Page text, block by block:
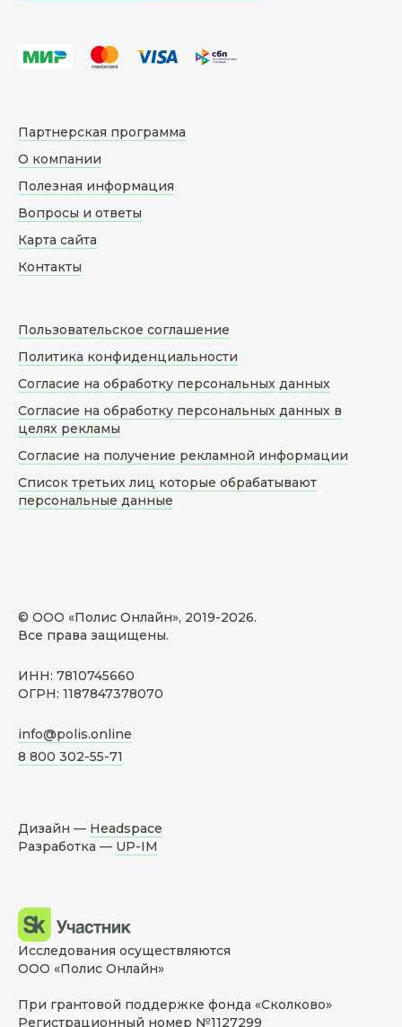
© ООО «Полис Онлайн», 2019-2026.
Все права защищены.
ИНН: 7810745660
ОГРН: 1187847378070
info@polis.online
8 800 302-55-71
Партнерская программа
О компании
Полезная информация
Вопросы и ответы
Карта сайта
Контакты
Пользовательское соглашение
Политика конфиденциальности
Согласие на обработку персональных данных
Согласие на обработку персональных данных в
целях рекламы
Согласие на получение рекламной информации
Список третьих лиц которые обрабатывают
персональные данные
Дизайн — Headspace
Разработка — UP-IM
Исследования осуществляются
ООО «Полис Онлайн»
При грантовой поддержке фонда «Сколково»
Регистрационный номер №1127299